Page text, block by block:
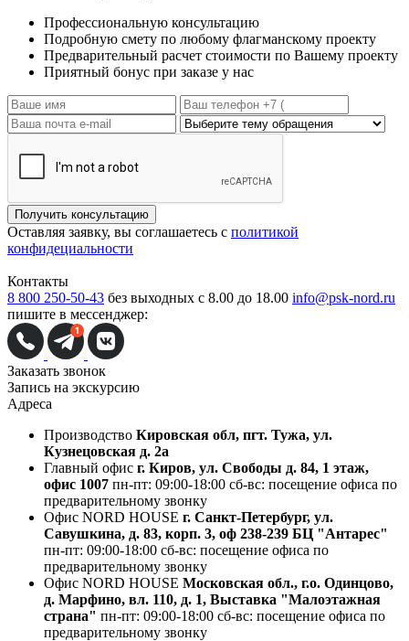
Профессиональную консультацию
Подробную смету по любому флагманскому проекту
Предварительный расчет стоимости по Вашему проекту
Приятный бонус при заказе у нас
Получить консультацию
Оставляя заявку, вы соглашаетесь с политикой
конфидециальности
Контакты
8 800 250-50-43 без выходных с 8.00 до 18.00 info@psk-nord.ru
пишите в мессенджер:
Заказать звонок
Запись на экскурсию
Адреса
Производство Кировская обл, пгт. Тужа, ул.
Кузнецовская д. 2а
Главный офис г. Киров, ул. Свободы д. 84, 1 этаж,
офис 1007 пн-пт: 09:00-18:00 сб-вс: посещение офиса по
предварительному звонку
Офис NORD HOUSE г. Санкт-Петербург, ул.
Савушкина, д. 83, корп. 3, оф 238-239 БЦ "Антарес"
пн-пт: 09:00-18:00 сб-вс: посещение офиса по
предварительному звонку
Офис NORD HOUSE Московская обл., г.о. Одинцово,
д. Марфино, вл. 110, д. 1, Выставка "Малоэтажная
страна" пн-пт: 09:00-18:00 сб-вс: посещение офиса по
предварительному звонку